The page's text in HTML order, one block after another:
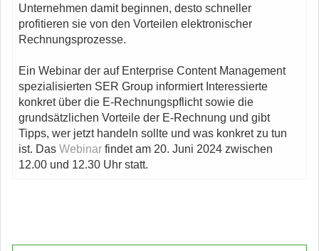
Unternehmen damit beginnen, desto schneller
profitieren sie von den Vorteilen elektronischer
Rechnungsprozesse.
Ein Webinar der auf Enterprise Content Management
spezialisierten SER Group informiert Interessierte
konkret über die E-Rechnungspflicht sowie die
grundsätzlichen Vorteile der E-Rechnung und gibt
Tipps, wer jetzt handeln sollte und was konkret zu tun
ist. Das Webinar findet am 20. Juni 2024 zwischen
12.00 und 12.30 Uhr statt.